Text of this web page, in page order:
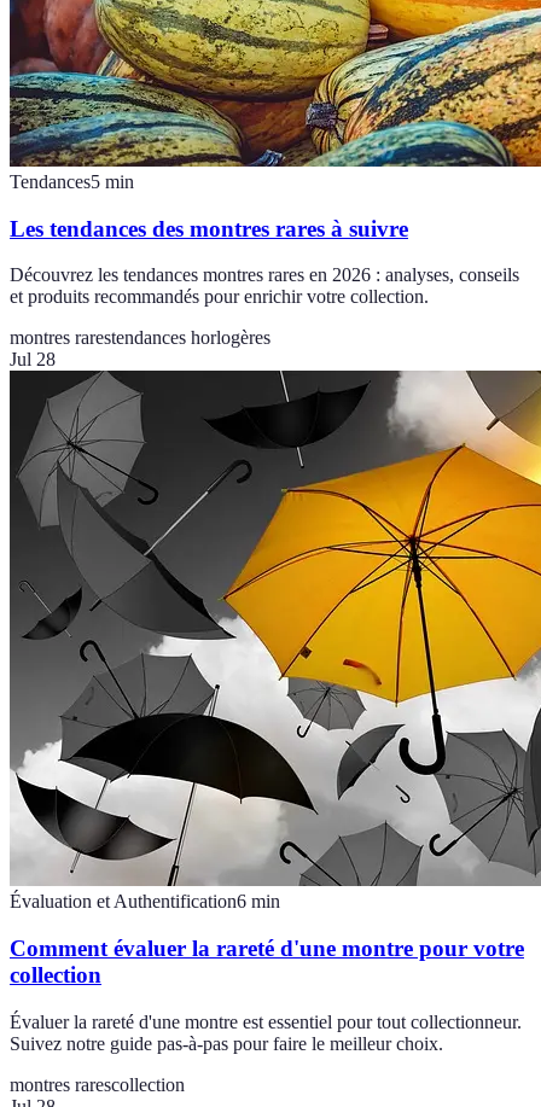
Tendances5 min
Les tendances des montres rares à suivre
Découvrez les tendances montres rares en 2026 : analyses, conseils
et produits recommandés pour enrichir votre collection.
montres rarestendances horlogères
Jul 28
Évaluation et Authentification6 min
Comment évaluer la rareté d'une montre pour votre
collection
Évaluer la rareté d'une montre est essentiel pour tout collectionneur.
Suivez notre guide pas-à-pas pour faire le meilleur choix.
montres rarescollection